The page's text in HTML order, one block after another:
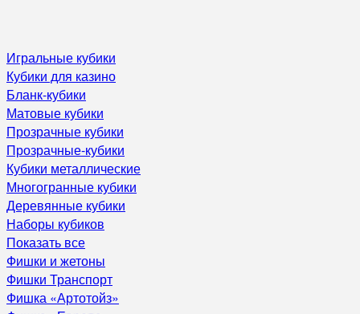
Игральные кубики
Кубики для казино
Бланк-кубики
Матовые кубики
Прозрачные кубики
Прозрачные-кубики
Кубики металлические
Многогранные кубики
Деревянные кубики
Наборы кубиков
Показать все
Фишки и жетоны
Фишки Транспорт
Фишка «Артотойз»